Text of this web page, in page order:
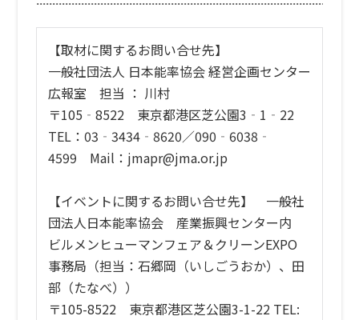
【取材に関するお問い合せ先】
一般社団法人 日本能率協会 経営企画センター
広報室 担当 ： 川村
〒105‐8522 東京都港区芝公園3‐1‐22
TEL：03‐3434‐8620／090‐6038‐
4599 Mail：jmapr@jma.or.jp
【イベントに関するお問い合せ先】 一般社
団法人日本能率協会 産業振興センター内
ビルメンヒューマンフェア＆クリーンEXPO
事務局（担当：石郷岡（いしごうおか）、田
部（たなべ））
〒105-8522 東京都港区芝公園3-1-22 TEL: